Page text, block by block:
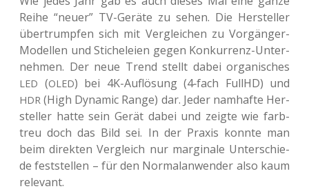
Reihe “neuer” TV-Geräte zu sehen. Die Her­stel­ler
über­trump­fen sich mit Ver­glei­chen zu Vor­gän­ger-
Model­len und Sti­che­lei­en gegen Kon­kur­renz-Unter­
neh­men. Der neue Trend stellt dabei orga­ni­sches
LED (OLED) bei 4K-Auf­lö­sung (4‑fach FullHD) und
HDR (High Dyna­mic Range) dar. Jeder nam­haf­te Her­
stel­ler hatte sein Gerät dabei und zeigte wie farb­
treu doch das Bild sei. In der Praxis konnte man
beim direk­ten Ver­gleich nur mar­gi­na­le Unter­schie­
de fest­stel­len – für den Nor­mal­an­wen­der also kaum
relevant.